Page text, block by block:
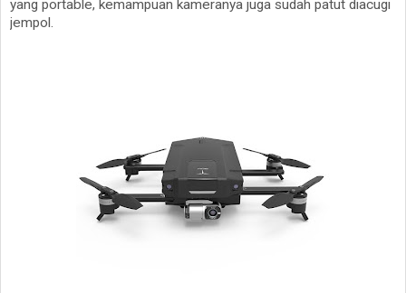
yang portable, kemampuan kameranya juga sudah patut diacugi
jempol.